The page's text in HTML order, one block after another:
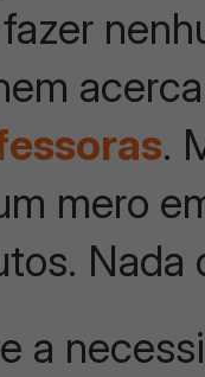
.
mero
Nada
a